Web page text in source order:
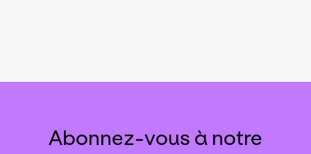
Abonnez-vous à notre